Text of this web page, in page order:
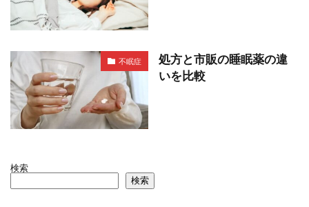
不眠症
処方と市販の睡眠薬の違
いを比較
検索
検索